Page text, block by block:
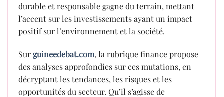
durable et responsable gagne du terrain, mettant
l’accent sur les investissements ayant un impact
positif sur l’environnement et la société.
Surguineedebat.com, la rubrique finance propose
des analyses approfondies sur ces mutations, en
décryptant les tendances, les risques et les
opportunités du secteur. Qu’il s’agisse de